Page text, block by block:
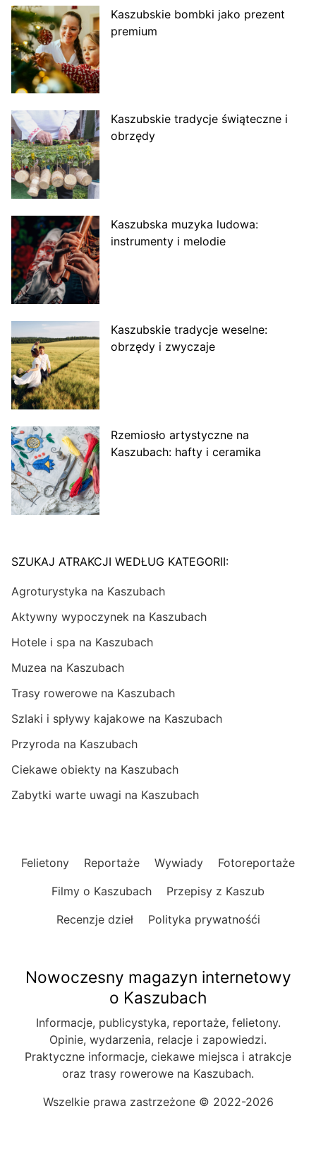
Kaszubskie bombki jako prezent
premium
Kaszubskie tradycje świąteczne i
obrzędy
Kaszubska muzyka ludowa:
instrumenty i melodie
Kaszubskie tradycje weselne:
obrzędy i zwyczaje
Rzemiosło artystyczne na
Kaszubach: hafty i ceramika
SZUKAJ ATRAKCJI WEDŁUG KATEGORII:
Agroturystyka na Kaszubach
Aktywny wypoczynek na Kaszubach
Hotele i spa na Kaszubach
Muzea na Kaszubach
Trasy rowerowe na Kaszubach
Szlaki i spływy kajakowe na Kaszubach
Przyroda na Kaszubach
Ciekawe obiekty na Kaszubach
Zabytki warte uwagi na Kaszubach
Felietony Reportaże Wywiady
Fotoreportaże
Filmy o Kaszubach
Przepisy z Kaszub
Recenzje dzieł
Polityka prywatnośći
Nowoczesny magazyn internetowy
o Kaszubach
Informacje, publicystyka, reportaże, felietony.
Opinie, wydarzenia, relacje i zapowiedzi.
Praktyczne informacje, ciekawe miejsca i atrakcje
oraz trasy rowerowe na Kaszubach.
Wszelkie prawa zastrzeżone © 2022-2026